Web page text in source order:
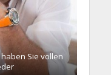
Sie vollen